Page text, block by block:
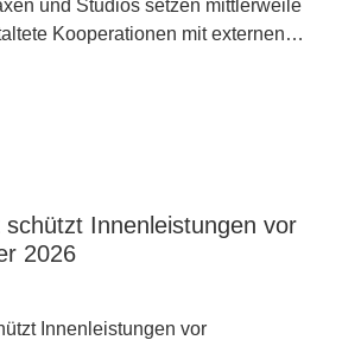
und Studios setzen mittlerweile
Kooperationen mit externen…
Innenleistungen vor
2026
Innenleistungen vor